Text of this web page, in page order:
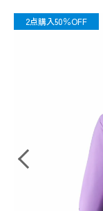
OUTLET
2点購入50％OFF